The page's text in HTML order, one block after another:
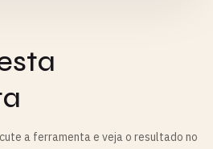
a ferramenta e veja o resultado no